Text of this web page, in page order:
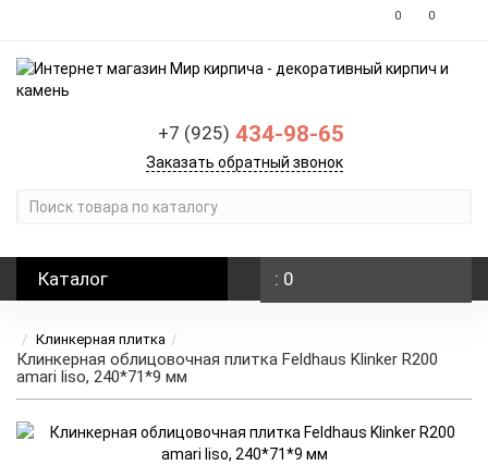
0 0
+7 (925) 434-98-65
Заказать обратный звонок
Каталог : 0
Клинкерная плитка
Клинкерная облицовочная плитка Feldhaus Klinker R200
amari liso, 240*71*9 мм